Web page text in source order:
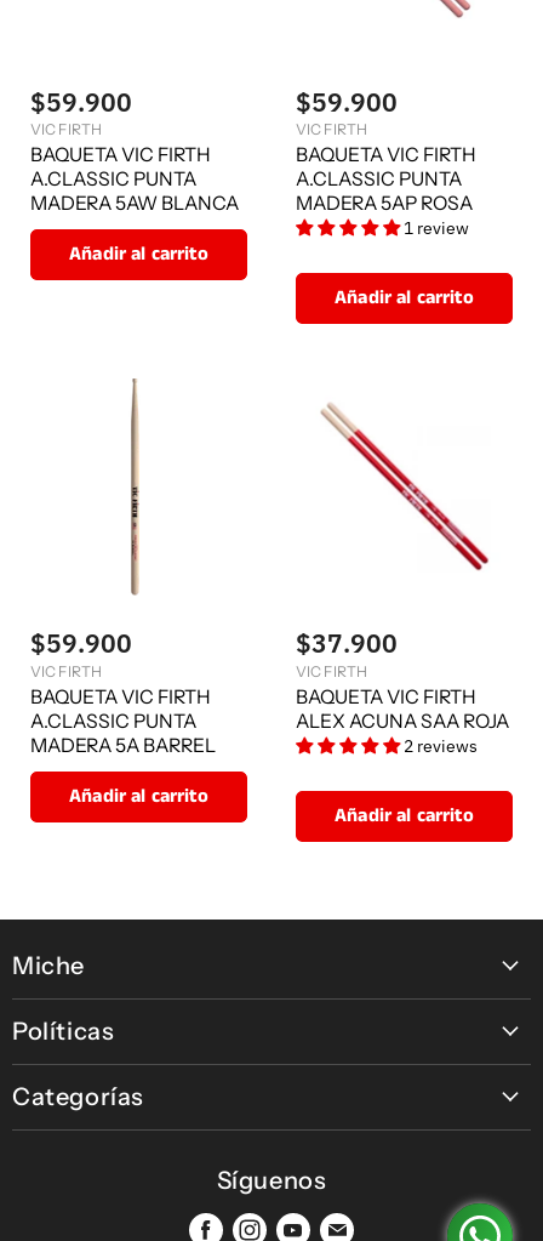
$59.900
VIC FIRTH
BAQUETA VIC FIRTH
A.CLASSIC PUNTA
MADERA 5AW BLANCA
Añadir al carrito
$59.900
VIC FIRTH
BAQUETA VIC FIRTH
A.CLASSIC PUNTA
MADERA 5AP ROSA
1 review
Añadir al carrito
$59.900
VIC FIRTH
BAQUETA VIC FIRTH
A.CLASSIC PUNTA
MADERA 5A BARREL
Añadir al carrito
$37.900
VIC FIRTH
BAQUETA VIC FIRTH
ALEX ACUNA SAA ROJA
2 reviews
Añadir al carrito
2
Miche
Nuestras tiendas
Nuestras Marcas
Políticas
Política de Devolución, Retracto y Garantía
Política de Privacidad y Tratamiento de datos
Terminos de Servicio y Condiciones
Categorías
Síguenos
Encuéntrenos
Encuéntrenos
Encuéntrenos
Encuéntrenos